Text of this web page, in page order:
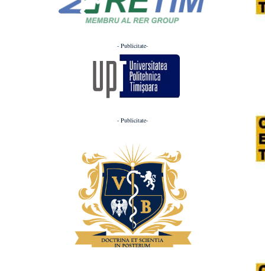
- Publicitate-
- Publicitate-